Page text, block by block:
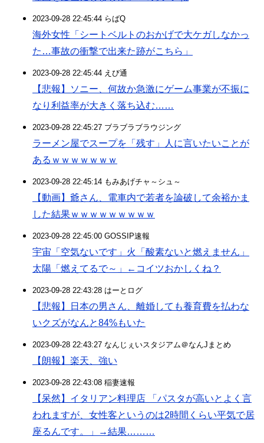
2023-09-28 22:45:44 らばQ
海外女性「シートベルトのおかげで大ケガしなかっ
た…事故の衝撃で出来た跡がこちら」
2023-09-28 22:45:44 えび通
【悲報】ソニー、何故か急激にゲーム事業が不振に
なり利益率が大きく落ち込む……
2023-09-28 22:45:27 ブラブラブラウジング
ラーメン屋でスープを「残す」人に言いたいことが
あるｗｗｗｗｗｗｗ
2023-09-28 22:45:14 もみあげチャ～シュ～
【動画】爺さん、電車内で若者を論破して余裕かま
した結果ｗｗｗｗｗｗｗｗｗ
2023-09-28 22:45:00 GOSSIP速報
宇宙「空気ないです」火「酸素ないと燃えません」
太陽「燃えてるで～」←コイツおかしくね？
2023-09-28 22:43:28 はーとログ
【悲報】日本の男さん、離婚しても養育費を払わな
いクズがなんと84%もいた
2023-09-28 22:43:27 なんじぇいスタジアム＠なんJまとめ
【朗報】楽天、強い
2023-09-28 22:43:08 稲妻速報
【呆然】イタリアン料理店 「パスタが高いとよく言
われますが、女性客というのは2時間くらい平気で居
座るんです。」→結果………